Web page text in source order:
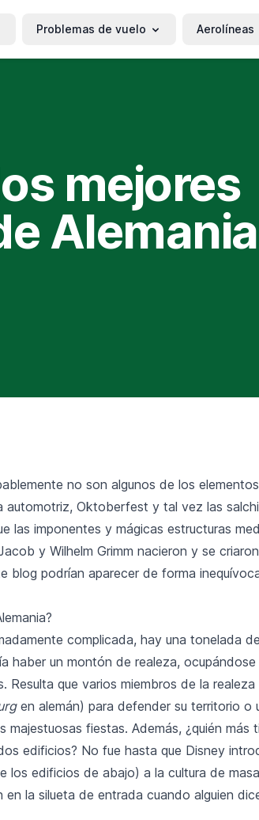
Problemas de vuelo Aerolíneas
mejores
Alemania
no son algunos de los
automotriz, Oktoberfest y tal vez las
las imponentes y mágicas estructuras
y Wilhelm Grimm nacieron y se
blog podrían aparecer de forma
complicada, hay una tonelada
haber un montón de realeza, ocupándose
Resulta que varios miembros de la
en alemán) para defender su territorio o
majestuosas fiestas. Además, ¿quién más
edificios? No fue hasta que Disney
los edificios de abajo) a la cultura de
la silueta de entrada cuando alguien